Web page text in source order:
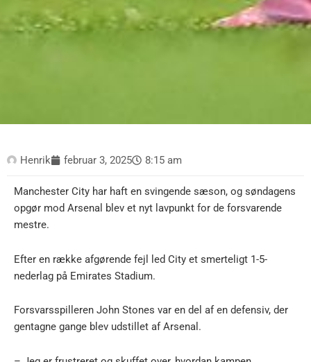
Henrik februar 3, 2025 8:15 am
Manchester City har haft en svingende sæson, og søndagens
opgør mod Arsenal blev et nyt lavpunkt for de forsvarende
mestre.
Efter en række afgørende fejl led City et smerteligt 1-5-
nederlag på Emirates Stadium.
Forsvarsspilleren John Stones var en del af en defensiv, der
gentagne gange blev udstillet af Arsenal.